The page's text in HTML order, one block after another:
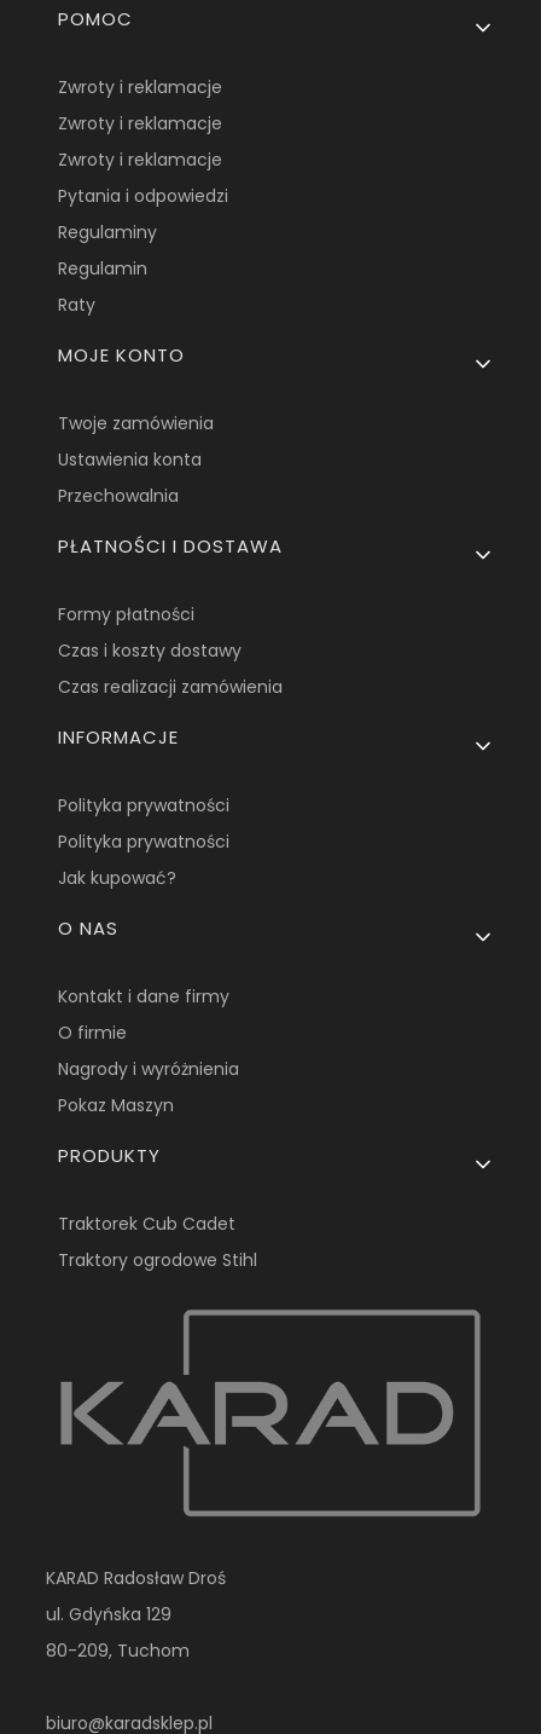
Linki w stopce
POMOC
Zwroty i reklamacje
Zwroty i reklamacje
Zwroty i reklamacje
Pytania i odpowiedzi
Regulaminy
Regulamin
Raty
MOJE KONTO
Twoje zamówienia
Ustawienia konta
Przechowalnia
PŁATNOŚCI I DOSTAWA
Formy płatności
Czas i koszty dostawy
Czas realizacji zamówienia
INFORMACJE
Polityka prywatności
Polityka prywatności
Jak kupować?
O NAS
Kontakt i dane firmy
O firmie
Nagrody i wyróżnienia
Pokaz Maszyn
PRODUKTY
Traktorek Cub Cadet
Traktory ogrodowe Stihl
KARAD Radosław Droś
ul. Gdyńska 129
80-209, Tuchom
biuro@karadsklep.pl